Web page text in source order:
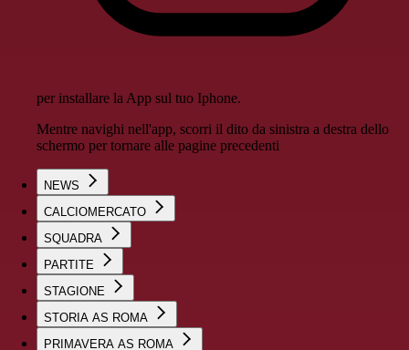
per installare la App sul tuo Iphone.
Mentre navighi nell'app, scorri il dito da sinistra a destra dello
schermo per tornare alle pagine precedenti
NEWS
CALCIOMERCATO
SQUADRA
PARTITE
STAGIONE
STORIA AS ROMA
PRIMAVERA AS ROMA